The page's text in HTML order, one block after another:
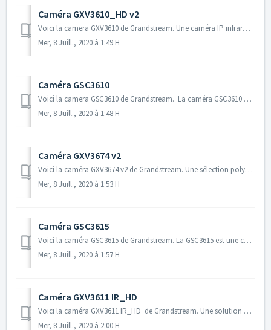
Caméra GXV3610_HD v2
Voici la camera GXV3610 de Grandstream. Une caméra IP infrarouge résistante aux intempéries qui permet aux utilisateurs de surveiller et de sécuriser de...
Mer, 8 Juill., 2020 à 1:49 H
Caméra GSC3610
Voici la camera GSC3610 de Grandstream. La caméra GSC3610 est une caméra IP à dôme fixe infrarouge (IR) monté au plafond avec un objectif de 3,6 mm - c...
Mer, 8 Juill., 2020 à 1:48 H
Caméra GXV3674 v2
Voici la caméra GXV3674 v2 de Grandstream. Une sélection polyvalente pour un environnement extérieur où les conditions météorologiques et d'éclair...
Mer, 8 Juill., 2020 à 1:53 H
Caméra GSC3615
Voici la caméra GSC3615 de Grandstream. La GSC3615 est une caméra IP à puce infrarouge (IR) murale à l'épreuve des intempéries avec un objectif de...
Mer, 8 Juill., 2020 à 1:57 H
Caméra GXV3611 IR_HD
Voici la caméra GXV3611 IR_HD de Grandstream. Une solution de surveillance innovante permettant non seulement de surveiller et de sécuriser un emplac...
Mer, 8 Juill., 2020 à 2:00 H